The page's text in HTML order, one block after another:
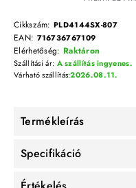
Cikkszám: PLD4144SX-807
EAN: 716736767109
Elérhetőség: Raktáron
Várható szállítás:2026.08.11.
Szállítási ár: A szállítás ingyenes.
Termékleírás
Specifikáció